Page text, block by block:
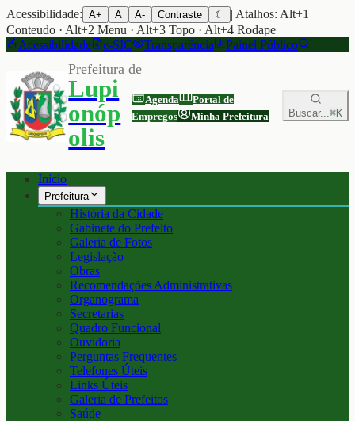
Acessibilidade: A+ A A- Contraste ☾
| Atalhos: Alt+1
Conteudo · Alt+2 Menu · Alt+3 Topo · Alt+4 Rodape
Acessibilidade
e-SIC Transparência Painel Público
Prefeitura de
Lupi
onóp
olis
Agenda
Portal de
Empregos
Minha Prefeitura Buscar...⌘K
Início
Prefeitura
História da Cidade
Gabinete do Prefeito
Galeria de Fotos
Legislação
Obras
Recomendações Administrativas
Organograma
Secretarias
Quadro Funcional
Ouvidoria
Perguntas Frequentes
Telefones Úteis
Links Úteis
Galeria de Prefeitos
Saúde